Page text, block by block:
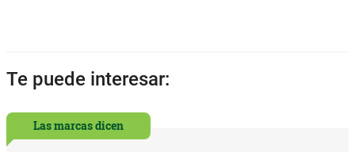
Te puede interesar:
Las marcas dicen